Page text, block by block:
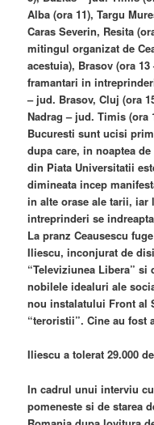
Alba (ora 11), Targu
Caras Severin, Resita
mitingul organizat de
acestuia), Brasov (ora
framantari in
– jud. Brasov, Cluj (ora
Nadrag – jud. Timis (ora
Bucuresti sunt ucisi
dupa care, in noaptea
din Piata Universitatii
dimineata incep
in alte orase ale tarii,
intreprinderi se
La pranz Ceausescu
Iliescu, inconjurat de
“Televiziunea Libera” si
nobilele idealuri ale
nou instalatului Front al
“teroristii”. Cine au fost
Iliescu a tolerat 29.000
In cadrul unui interviu
pomeneste si de starea